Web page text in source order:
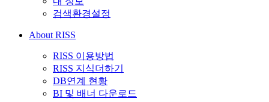
검색환경설정
About RISS
RISS 이용방법
RISS 지식더하기
DB연계 현황
BI 및 배너 다운로드